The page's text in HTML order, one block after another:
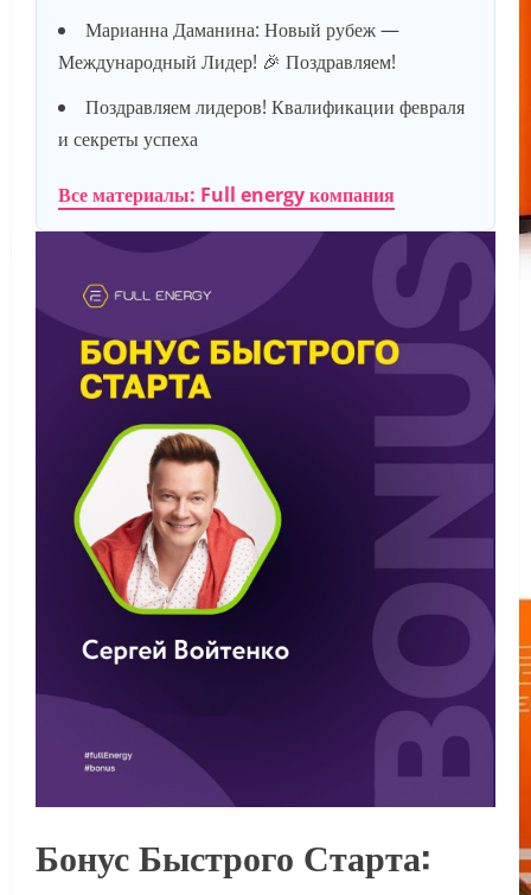
Марианна Даманина: Новый рубеж —
Международный Лидер! 🎉 Поздравляем!
Поздравляем лидеров! Квалификации февраля
и секреты успеха
Все материалы: Full energy компания
Бонус Быстрого Старта: